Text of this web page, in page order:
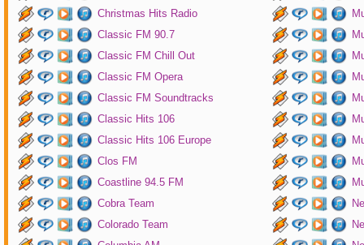
Christmas Hits Radio
Classic FM 90.7
Classic FM Chill Out
Classic FM Opera
Classic FM Soundtracks
Classic Hits 106
Classic Hits 106 Europe
Clos FM
Coastline 94.5 FM
Cobra Team
Colorado Team